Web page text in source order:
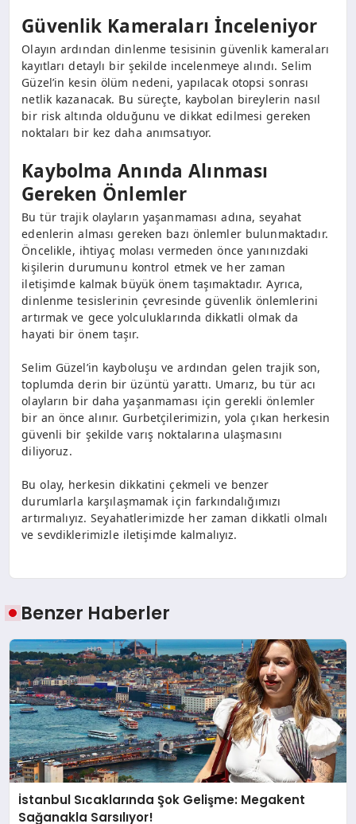
Güvenlik Kameraları İnceleniyor
Olayın ardından dinlenme tesisinin güvenlik kameraları
kayıtları detaylı bir şekilde incelenmeye alındı. Selim
Güzel’in kesin ölüm nedeni, yapılacak otopsi sonrası
netlik kazanacak. Bu süreçte, kaybolan bireylerin nasıl
bir risk altında olduğunu ve dikkat edilmesi gereken
noktaları bir kez daha anımsatıyor.
Kaybolma Anında Alınması
Gereken Önlemler
Bu tür trajik olayların yaşanmaması adına, seyahat
edenlerin alması gereken bazı önlemler bulunmaktadır.
Öncelikle, ihtiyaç molası vermeden önce yanınızdaki
kişilerin durumunu kontrol etmek ve her zaman
iletişimde kalmak büyük önem taşımaktadır. Ayrıca,
dinlenme tesislerinin çevresinde güvenlik önlemlerini
artırmak ve gece yolculuklarında dikkatli olmak da
hayati bir önem taşır.
Selim Güzel’in kayboluşu ve ardından gelen trajik son,
toplumda derin bir üzüntü yarattı. Umarız, bu tür acı
olayların bir daha yaşanmaması için gerekli önlemler
bir an önce alınır. Gurbetçilerimizin, yola çıkan herkesin
güvenli bir şekilde varış noktalarına ulaşmasını
diliyoruz.
Bu olay, herkesin dikkatini çekmeli ve benzer
durumlarla karşılaşmamak için farkındalığımızı
artırmalıyız. Seyahatlerimizde her zaman dikkatli olmalı
ve sevdiklerimizle iletişimde kalmalıyız.
Benzer Haberler
İstanbul Sıcaklarında Şok Gelişme: Megakent
Sağanakla Sarsılıyor!